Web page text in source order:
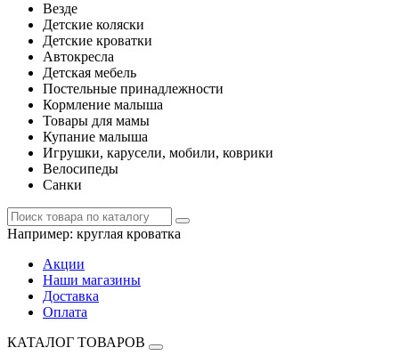
Везде
Детские коляски
Детские кроватки
Автокресла
Детская мебель
Постельные принадлежности
Кормление малыша
Товары для мамы
Купание малыша
Игрушки, карусели, мобили, коврики
Велосипеды
Санки
Например: круглая кроватка
Акции
Наши магазины
Доставка
Оплата
КАТАЛОГ ТОВАРОВ